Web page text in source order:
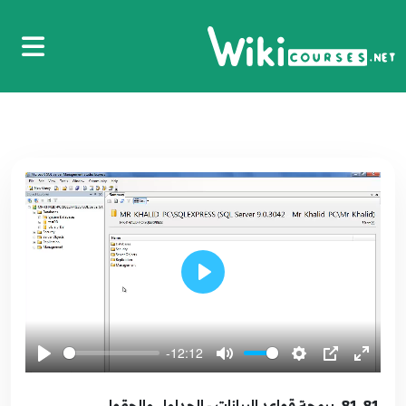
-12:12
Play
PrintDialog, PrintDocument
9:52
81
72.72. التعامل مع الملفات - الوحدات باستعمال
الفئة DriveInfo Class
82
73.73. التعامل مع الملفات - الملفات باستعمال
8:26